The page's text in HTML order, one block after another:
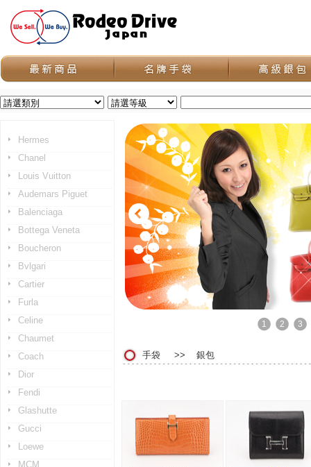
Hermes
Chanel
Louis Vuitton
Audemars Piguet
Balenciaga
Bottega Veneta
Boucheron
Bvlgari
Cartier
Furla
Celine
Chaumet
Coach
Dior
Fendi
Glashutte
Gucci
Loewe
MCM
1 2 3
手袋 >> 銀包